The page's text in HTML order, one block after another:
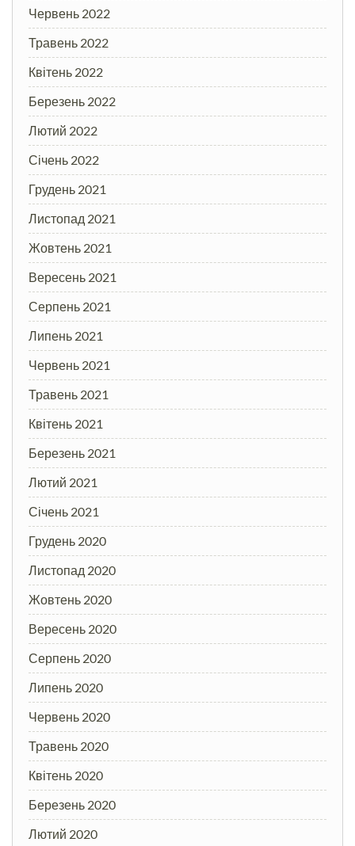
Червень 2022
Травень 2022
Квітень 2022
Березень 2022
Лютий 2022
Січень 2022
Грудень 2021
Листопад 2021
Жовтень 2021
Вересень 2021
Серпень 2021
Липень 2021
Червень 2021
Травень 2021
Квітень 2021
Березень 2021
Лютий 2021
Січень 2021
Грудень 2020
Листопад 2020
Жовтень 2020
Вересень 2020
Серпень 2020
Липень 2020
Червень 2020
Травень 2020
Квітень 2020
Березень 2020
Лютий 2020